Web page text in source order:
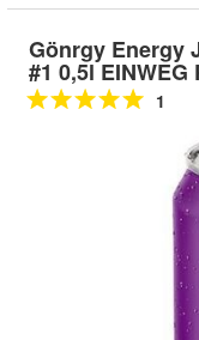
Gönrgy Energy
#1 0,5l EINWEG
1